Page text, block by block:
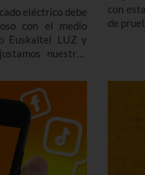
eléctrico debe
con el medio
Euskaltel LUZ y
nuestras
Y hay
de Euskaltel.
con
de